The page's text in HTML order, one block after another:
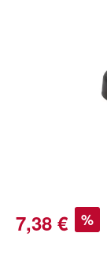
Verkaufspreis:
7,38 € %